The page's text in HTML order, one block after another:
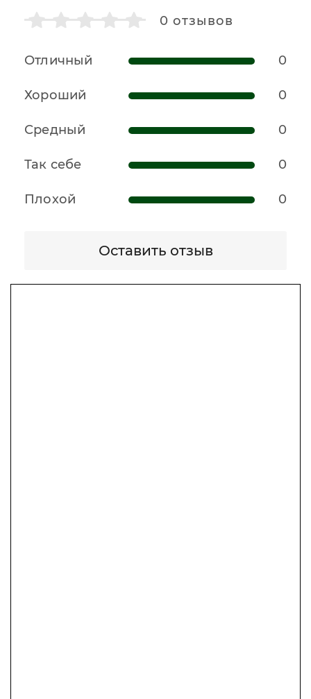
0 отзывов
Отличный 0
Хороший 0
Средный 0
Так себе 0
Плохой 0
Оставить отзыв